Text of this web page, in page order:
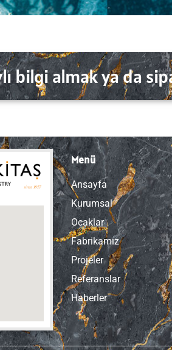
bilgi almak ya da
Menü
Ansayfa
Kurumsal
Ocaklar
Fabrikamız
Projeler
Referanslar
Haberler